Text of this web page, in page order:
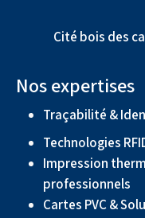
Cité bois des
Nos expertises
Traçabilité &
Technologies
Impression
professionnels
Cartes PVC &